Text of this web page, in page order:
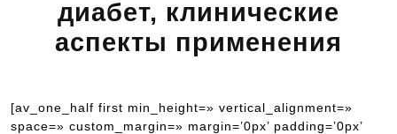
диабет, клинические
аспекты применения
[av_one_half first min_height=» vertical_alignment=»
space=» custom_margin=» margin=’0px’ padding=’0px’